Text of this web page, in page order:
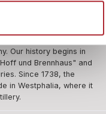
Our history begins in
und Brennhaus" and
Since 1738, the
in Westphalia, where it